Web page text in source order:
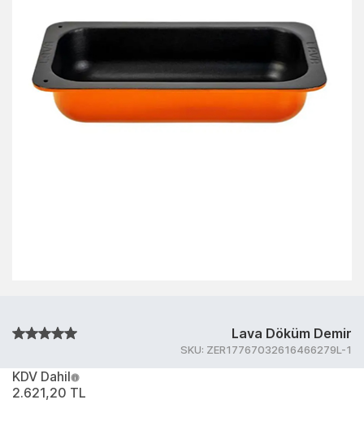
Lava Döküm Demir
SKU: ZER17767032616466279L-1
KDV Dahil
2.621,20 TL